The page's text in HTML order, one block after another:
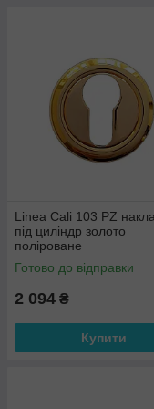
Linea Cali 103 PZ
під циліндр золото
поліроване
Готово до відправки
2 094 ₴
Купити